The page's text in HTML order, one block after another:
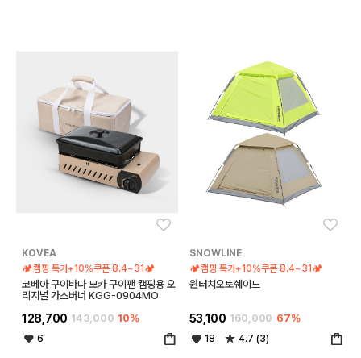
KOVEA
🏕️캠핑 특가+10%쿠폰 8.4~31🏕️
코베아 구이바다 모카 구이팬 캠핑용 오
리지널 가스버너 KGG-0904MO
128,700 143,000 10%
6
SNOWLINE
🏕️캠핑 특가+10%쿠폰 8.4~31🏕️
원터치오토쉐이드
53,100 160,000 67%
18 4.7 (3)